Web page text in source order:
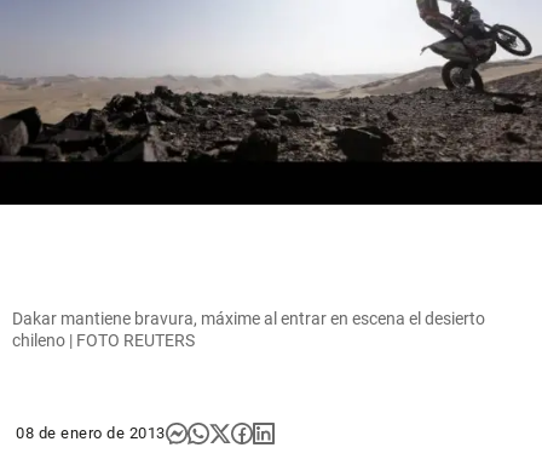
Dakar mantiene bravura, máxime al entrar en escena el desierto
chileno | FOTO REUTERS
08 de enero de 2013